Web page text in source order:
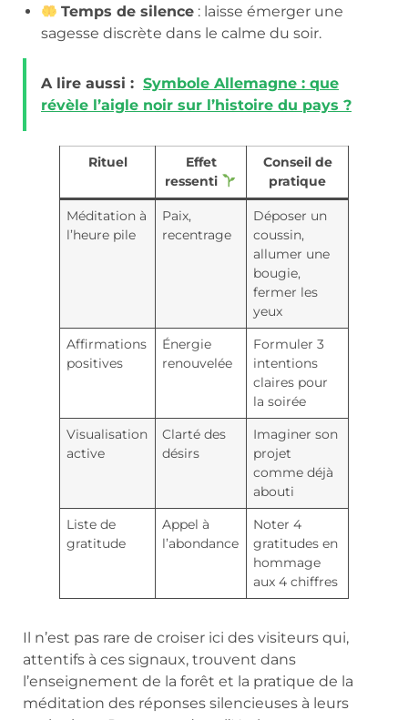
Temps de silence : laisse émerger une
sagesse discrète dans le calme du soir.
A lire aussi : Symbole Allemagne : que
révèle l’aigle noir sur l’histoire du pays ?
Rituel
Effet
ressenti
Conseil de
pratique
Méditation à
l’heure pile
Paix,
recentrage
Déposer un
coussin,
allumer une
bougie,
fermer les
yeux
Affirmations
positives
Énergie
renouvelée
Formuler 3
intentions
claires pour
la soirée
Visualisation
active
Clarté des
désirs
Imaginer son
projet
comme déjà
abouti
Liste de
gratitude
Appel à
l’abondance
Noter 4
gratitudes en
hommage
aux 4 chiffres
Il n’est pas rare de croiser ici des visiteurs qui,
attentifs à ces signaux, trouvent dans
l’enseignement de la forêt et la pratique de la
méditation des réponses silencieuses à leurs